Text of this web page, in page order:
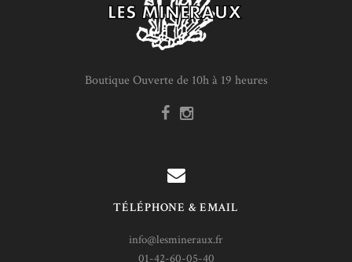
Boutique Ouverte de 10h à 19 heures
TÉLÉPHONE & EMAIL
info@lesmineraux.fr
01-42-60-05-40